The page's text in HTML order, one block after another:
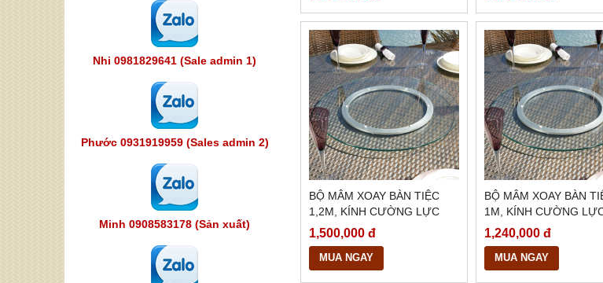
Nhi 0981829641 (Sale admin 1)
Phước 0931919959 (Sales admin 2)
Minh 0908583178 (Sản xuất)
BỘ MÂM XOAY BÀN TIỆC
1,2M, KÍNH CƯỜNG LỰC
DÀY 10LY, BMX28
1,500,000 đ
MUA NGAY
BỘ MÂM XOAY BÀN
1M, KÍNH CƯỜNG
10LY, MÀI BÓNG CẠNH,
BMX27
1,240,000 đ
MUA NGAY